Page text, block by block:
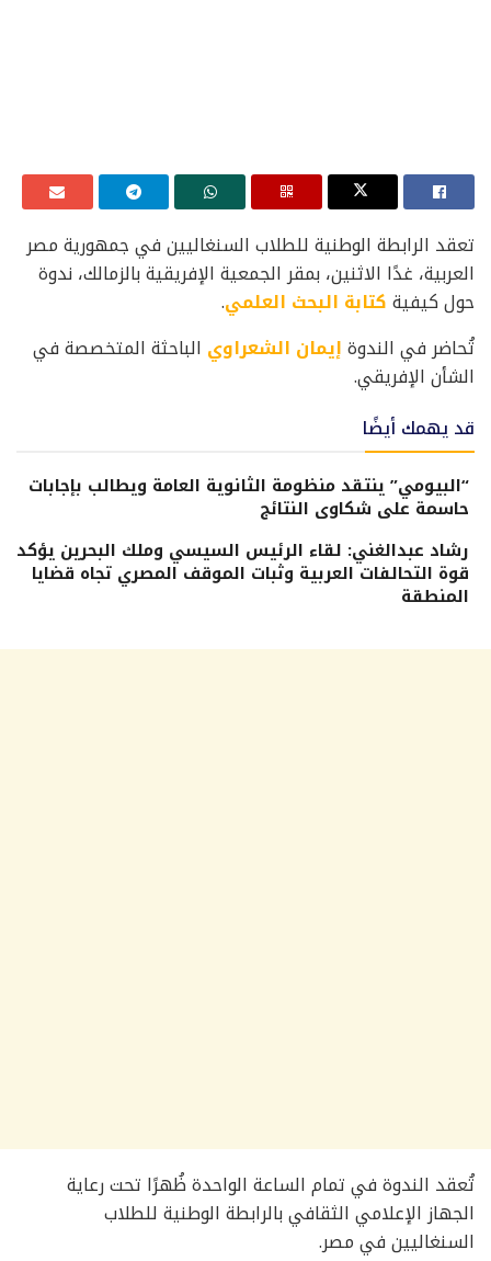
تعقد الرابطة الوطنية للطلاب السنغاليين في جمهورية مصر
العربية، غدًا الاثنين، بمقر الجمعية الإفريقية بالزمالك، ندوة
حول كيفيةكتابة البحث العلمي.
تُحاضر في الندوةإيمان الشعراوي الباحثة المتخصصة في
الشأن الإفريقي.
قد يهمك أيضًا
“البيومي” ينتقد منظومة الثانوية العامة ويطالب بإجابات
حاسمة على شكاوى النتائج
رشاد عبدالغني: لقاء الرئيس السيسي وملك البحرين يؤكد
قوة التحالفات العربية وثبات الموقف المصري تجاه قضايا
المنطقة
تُعقد الندوة في تمام الساعة الواحدة ظُهرًا تحت رعاية
الجهاز الإعلامي الثقافي بالرابطة الوطنية للطلاب
السنغاليين في مصر.